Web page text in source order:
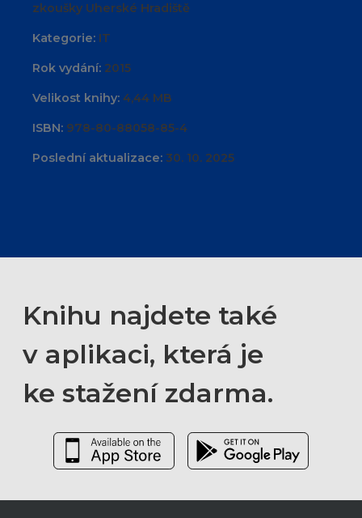
zkoušky Uherské Hradiště
Kategorie: IT
Rok vydání: 2015
Velikost knihy: 4,44 MB
ISBN: 978-80-88058-85-4
Poslední aktualizace: 30. 10. 2025
Knihu najdete také
v aplikaci, která je
ke stažení zdarma.